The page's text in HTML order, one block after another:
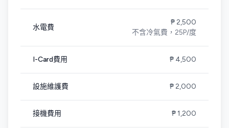
水電費
₱ 2,500
不含冷氣費，25P/度
I-Card費用 ₱ 4,500
設施維護費 ₱ 2,000
接機費用 ₱ 1,200